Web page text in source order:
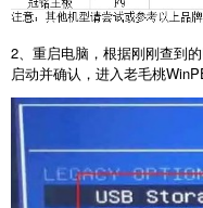
2、重启电脑，根据刚刚查到的
启动并确认，进入老毛桃